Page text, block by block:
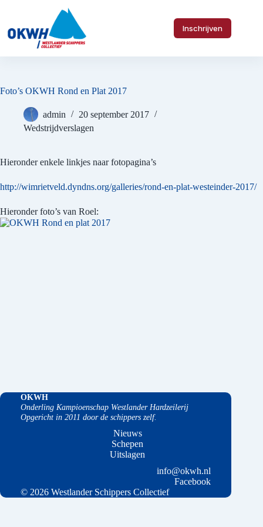
inhoud
Inschrijven
Foto’s OKWH Rond en Plat 2017
admin
20 september 2017
Wedstrijdverslagen
Hieronder enkele linkjes naar fotopagina’s
http://wimrietveld.dyndns.org/galleries/rond-en-plat-westeinder-2017/
Hieronder foto’s van Roel:
OKWH
Onderling Kampioenschap Westlander Hardzeilerij
Opgericht in 2011 door de schippers zelf.
Nieuws
Schepen
Uitslagen
info@okwh.nl
Facebook
© 2026 Westlander Schippers Collectief